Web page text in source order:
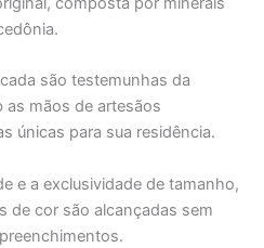
são testemunhas da
mãos de artesãos
únicas para sua residência.
e a exclusividade de tamanho,
de cor são alcançadas sem